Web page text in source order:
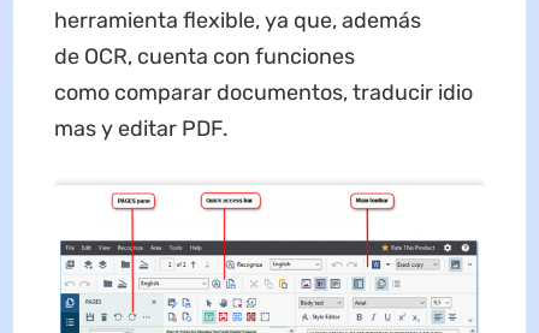
herramienta flexible, ya que, además
de OCR, cuenta con funciones
como comparar documentos, traducir idio
mas y editar PDF.